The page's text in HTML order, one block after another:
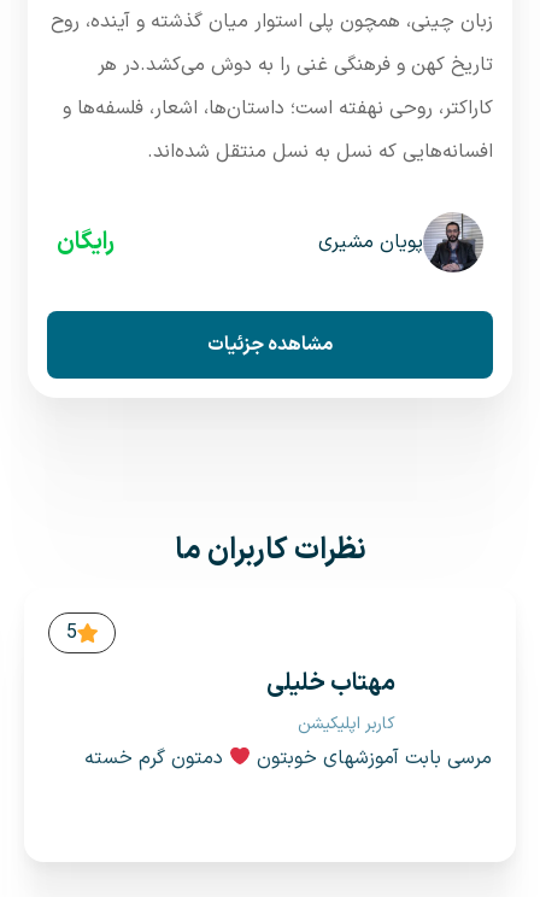
زبان چینی، همچون پلی استوار میان گذشته و آینده، روح
تاریخ کهن و فرهنگی غنی را به دوش می‌کشد.در هر
کاراکتر، روحی نهفته است؛ داستان‌ها، اشعار، فلسفه‌ها و
افسانه‌هایی که نسل به نسل منتقل شده‌اند.
پویان مشیری رایگان
مشاهده جزئیات
نظرات کاربران ما
مهتاب خلیلی
کاربر اپلیکیشن
مرسی بابت آموزشهای خوبتون
دمتون گرم خسته
5